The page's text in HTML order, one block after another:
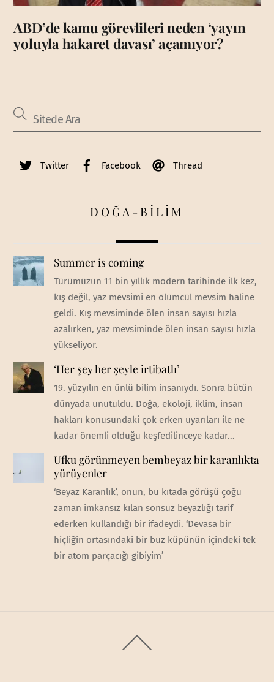
ABD’de kamu görevlileri neden ‘yayın
yoluyla hakaret davası’ açamıyor?
Twitter Facebook Thread
DOĞA-BİLİM
Summer is coming
Türümüzün 11 bin yıllık modern tarihinde ilk kez,
kış değil, yaz mevsimi en ölümcül mevsim haline
geldi. Kış mevsiminde ölen insan sayısı hızla
azalırken, yaz mevsiminde ölen insan sayısı hızla
yükseliyor.
‘Her şey her şeyle irtibatlı’
19. yüzyılın en ünlü bilim insanıydı. Sonra bütün
dünyada unutuldu. Doğa, ekoloji, iklim, insan
hakları konusundaki çok erken uyarıları ile ne
kadar önemli olduğu keşfedilinceye kadar...
Ufku görünmeyen bembeyaz bir karanlıkta
yürüyenler
‘Beyaz Karanlık’, onun, bu kıtada görüşü çoğu
zaman imkansız kılan sonsuz beyazlığı tarif
ederken kullandığı bir ifadeydi. ‘Devasa bir
hiçliğin ortasındaki bir buz küpünün içindeki tek
bir atom parçacığı gibiyim’
To